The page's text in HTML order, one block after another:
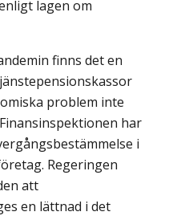
lagen om
finns det en
problem inte
har
i
Regeringen
att
en lättnad i det